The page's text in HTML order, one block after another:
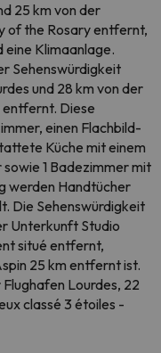
25 km von der
of the Rosary entfernt,
eine Klimaanlage.
Sehenswürdigkeit
und 28 km von der
Diese
einen Flachbild-
Küche mit einem
1 Badezimmer mit
werden Handtücher
Die Sehenswürdigkeit
Unterkunft Studio
situé entfernt,
25 km entfernt ist.
Lourdes, 22
classé 3 étoiles -